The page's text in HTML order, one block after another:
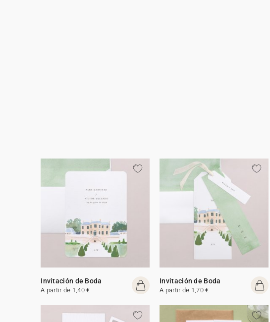
Invitación de Boda
A partir de 1,40 €
Invitación de Boda
A partir de 1,70 €